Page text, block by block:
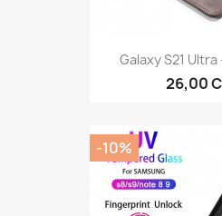
Galaxy S21
26,00
-10%